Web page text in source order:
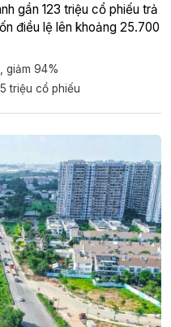
gần 123 triệu cổ phiếu trả
điều lệ lên khoảng 25.700
giảm 94%
triệu cổ phiếu